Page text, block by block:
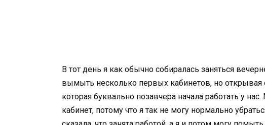
В тот день я как обычно собиралась заняться
вымыть несколько первых кабинетов, но
которая буквально позавчера начала работать у
кабинет, потому что я так не могу нормально